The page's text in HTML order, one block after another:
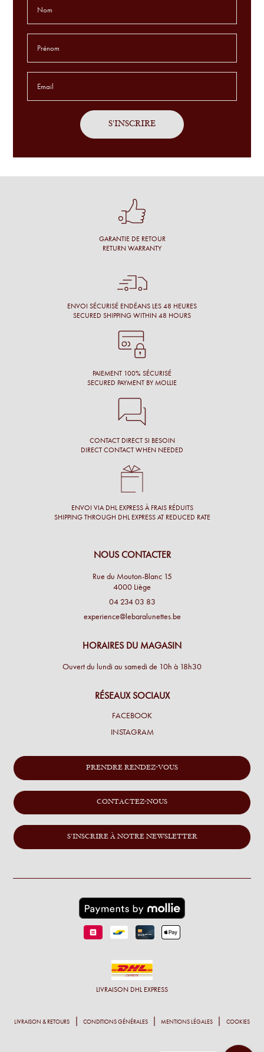
L'aide du choix des lunettes est extraordinaire. Jamais connu
ça avant. je suis COMBLÉ !
Service sur mesure, avec patience sur des montures
un grand choix et fait des commentaires pertinents.
Une cliente
Conseil personnalisé et surtout une proposition de montures
de l’opticien et beaucoup de conscience professionnelle.
Conseil, large choix de montures, originalité des montures.
GARANTIE DE RETOUR
RETURN WARRANTY
ENVOI SÉCURISÉ ENDÉANS LES 48 HEURES
SECURED SHIPPING WITHIN 48 HOURS
PAIEMENT 100% SÉCURISÉ
SECURED PAYMENT BY MOLLIE
CONTACT DIRECT SI BESOIN
DIRECT CONTACT WHEN NEEDED
ENVOI VIA DHL EXPRESS À FRAIS RÉDUITS
SHIPPING THROUGH DHL EXPRESS AT REDUCED RATE
NOUS CONTACTER
Rue du Mouton-Blanc 15
4000 Liège
04 234 03 83
experience@lebaralunettes.be
HORAIRES DU MAGASIN
Ouvert du lundi au samedi de 10h à 18h30
RÉSEAUX SOCIAUX
FACEBOOK
INSTAGRAM
PRENDRE RENDEZ-VOUS
CONTACTEZ-NOUS
S'INSCRIRE À NOTRE NEWSLETTER
LIVRAISON DHL EXPRESS
LIVRAISON & RETOURS CONDITIONS GÉNÉRALES MENTIONS LÉGALES COOKIES